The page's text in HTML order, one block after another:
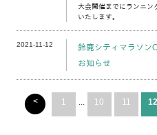
大会開催までにランニン
いたします。
2021-11-12
鈴鹿シティマラソ
お知らせ
< 1 ... 10 11 12